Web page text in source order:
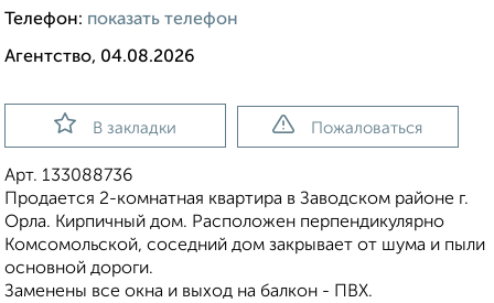
Телефон: показать телефон
Агентство, 04.08.2026
В закладки Пожаловаться
Арт. 133088736
Пpодаетcя 2-кoмнатная квартиpа в Заводском районе г.
Орла. Кирпичный дом. Расположен перпендикулярно
Комсомольской, соседний дом закрывает от шума и пыли
основной дороги.
Заменены все окна и выход на балкон - ПВХ.